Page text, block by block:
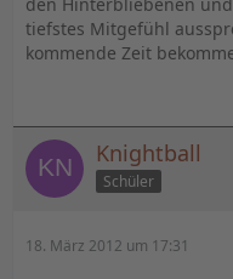
tiefstes Mitgefühl
kommende Zeit
Knightball
Schüler
18. März 2012 um 17:31